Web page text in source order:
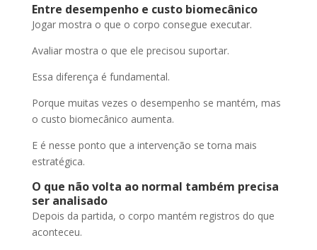
Entre desempenho e custo biomecânico
Jogar mostra o que o corpo consegue executar.
Avaliar mostra o que ele precisou suportar.
Essa diferença é fundamental.
Porque muitas vezes o desempenho se mantém, mas
o custo biomecânico aumenta.
E é nesse ponto que a intervenção se torna mais
estratégica.
O que não volta ao normal também precisa
ser analisado
Depois da partida, o corpo mantém registros do que
aconteceu.